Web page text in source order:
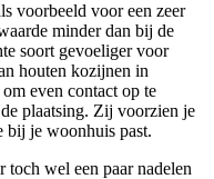
voorbeeld voor een zeer
minder dan bij de
soort gevoeliger voor
houten kozijnen in
even contact op te
plaatsing. Zij voorzien je
bij je woonhuis past.
wel een paar nadelen